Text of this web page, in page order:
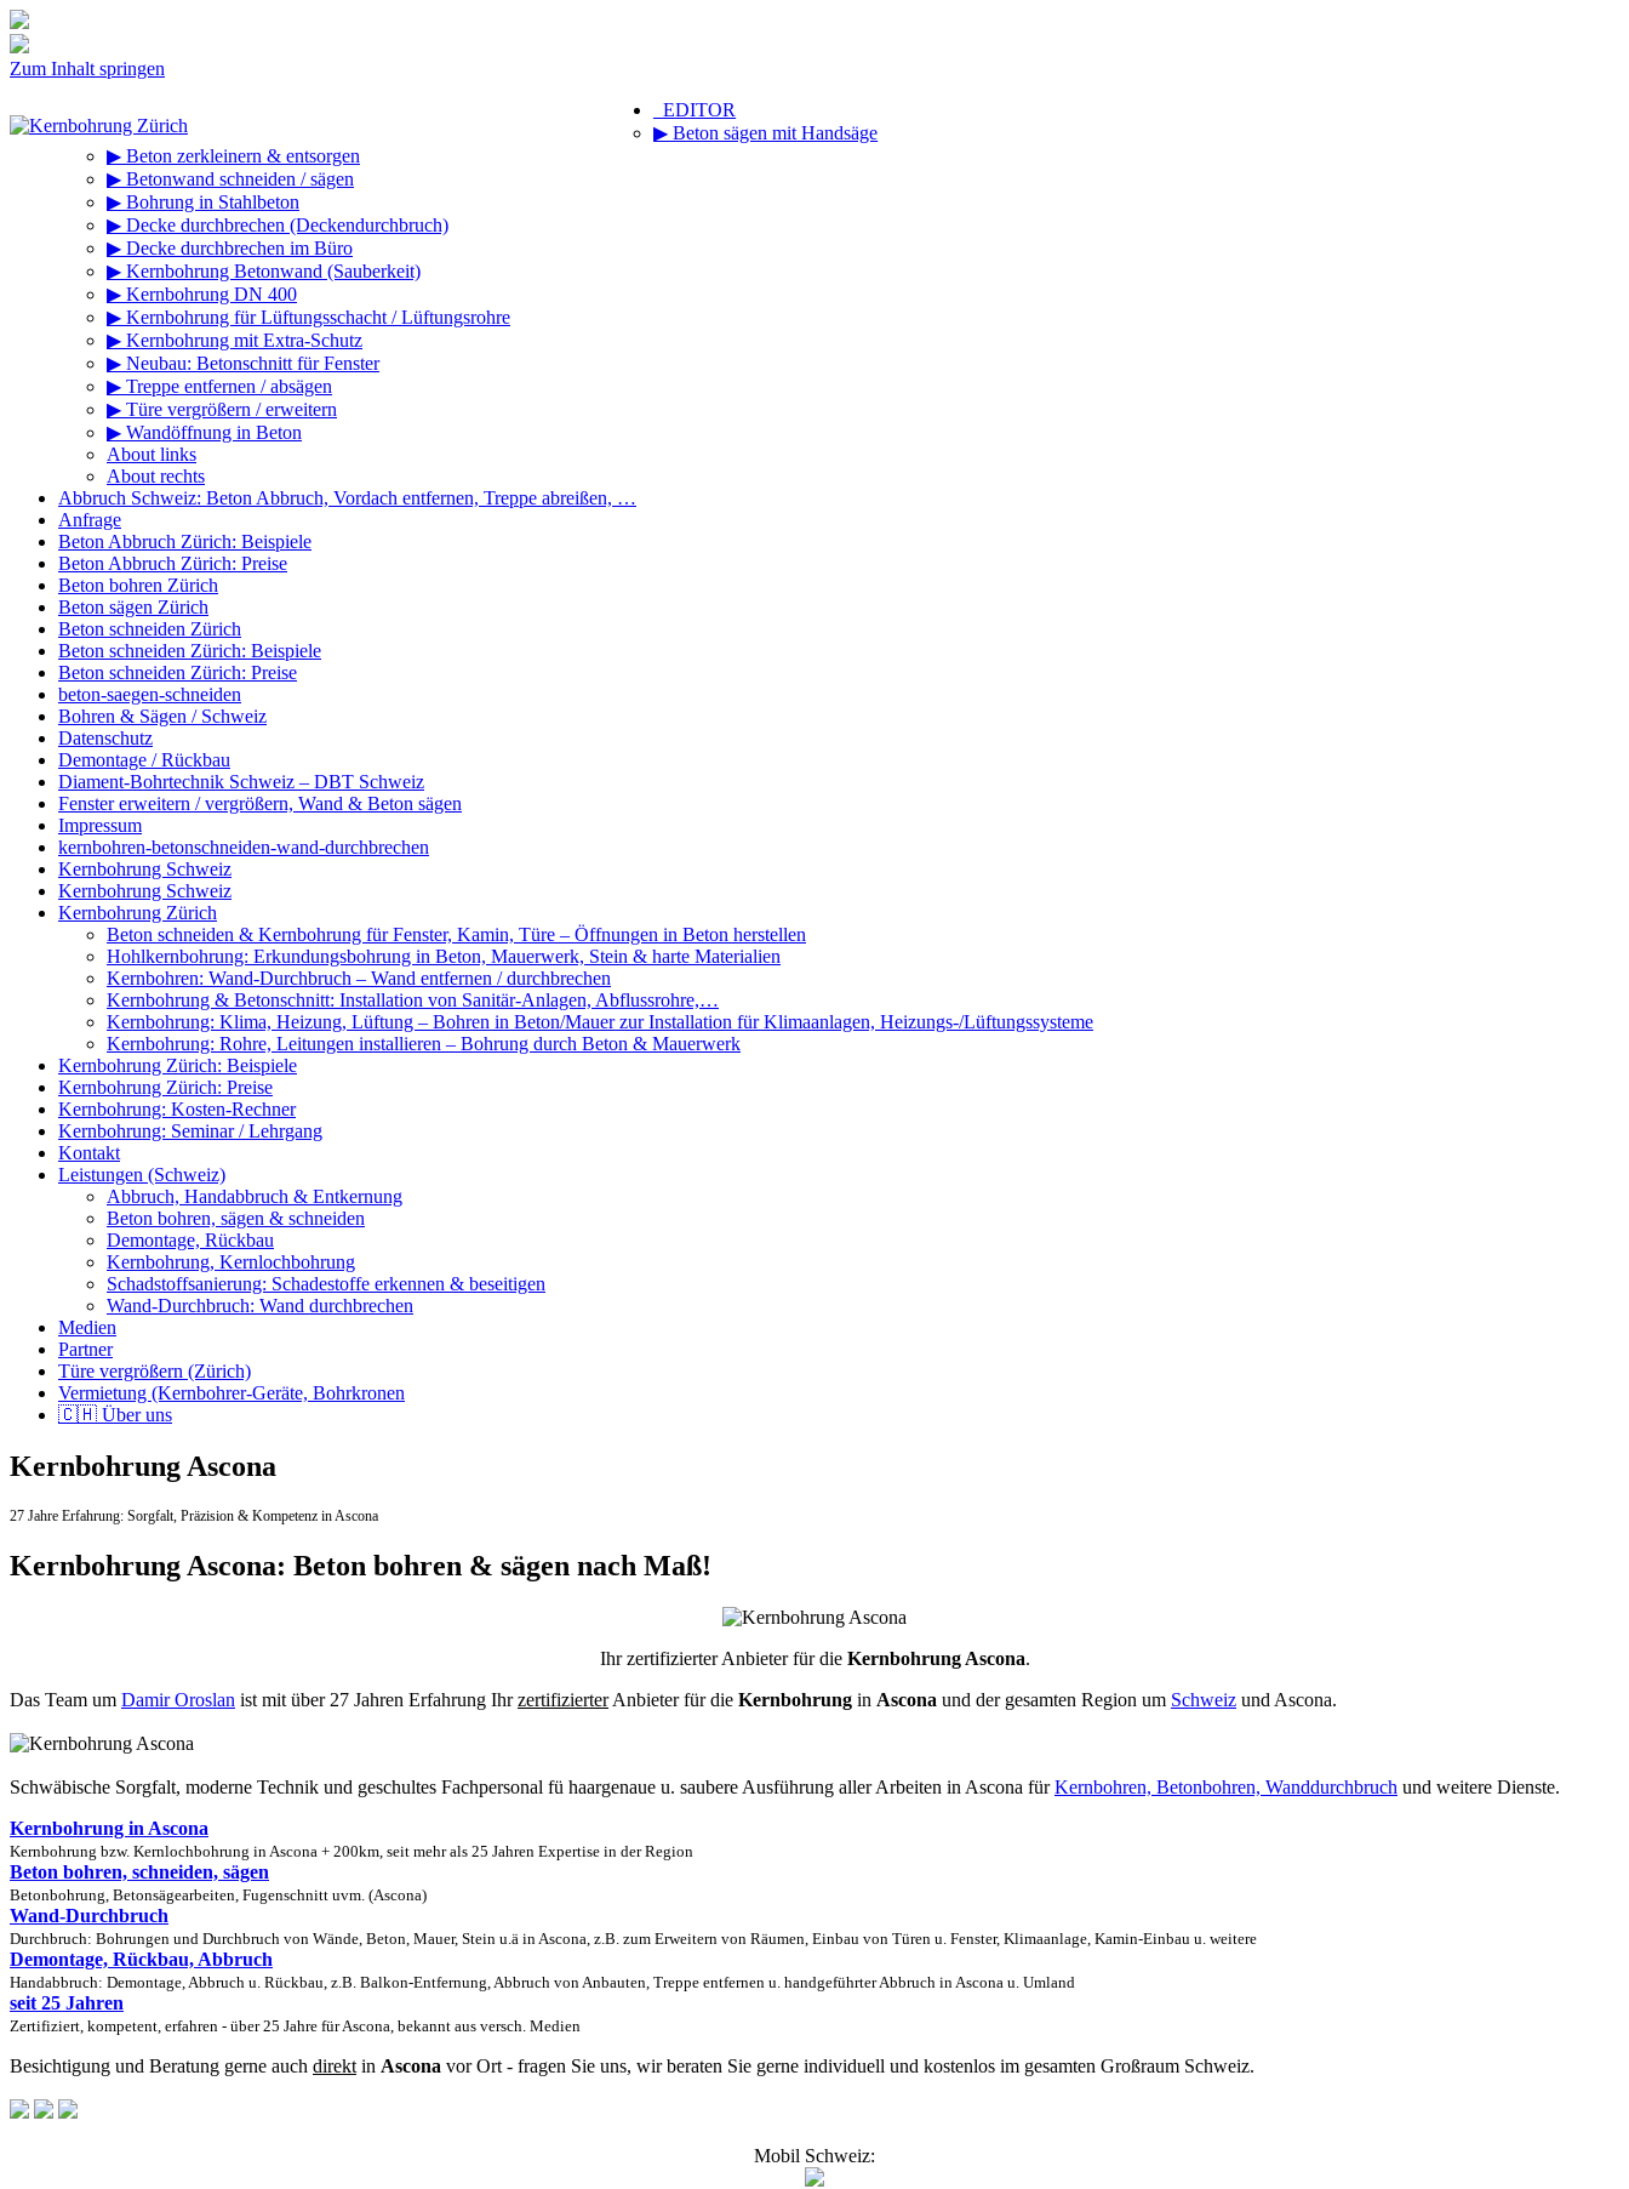
Zum Inhalt springen
_EDITOR
▶ Beton sägen mit Handsäge
▶ Beton zerkleinern & entsorgen
▶ Betonwand schneiden / sägen
▶ Bohrung in Stahlbeton
▶ Decke durchbrechen (Deckendurchbruch)
▶ Decke durchbrechen im Büro
▶ Kernbohrung Betonwand (Sauberkeit)
▶ Kernbohrung DN 400
▶ Kernbohrung für Lüftungsschacht / Lüftungsrohre
▶ Kernbohrung mit Extra-Schutz
▶ Neubau: Betonschnitt für Fenster
▶ Treppe entfernen / absägen
▶ Türe vergrößern / erweitern
▶ Wandöffnung in Beton
About links
About rechts
Abbruch Schweiz: Beton Abbruch, Vordach entfernen, Treppe abreißen, …
Anfrage
Beton Abbruch Zürich: Beispiele
Beton Abbruch Zürich: Preise
Beton bohren Zürich
Beton sägen Zürich
Beton schneiden Zürich
Beton schneiden Zürich: Beispiele
Beton schneiden Zürich: Preise
beton-saegen-schneiden
Bohren & Sägen / Schweiz
Datenschutz
Demontage / Rückbau
Diament-Bohrtechnik Schweiz – DBT Schweiz
Fenster erweitern / vergrößern, Wand & Beton sägen
Impressum
kernbohren-betonschneiden-wand-durchbrechen
Kernbohrung Schweiz
Kernbohrung Schweiz
Kernbohrung Zürich
Beton schneiden & Kernbohrung für Fenster, Kamin, Türe – Öffnungen in Beton herstellen
Hohlkernbohrung: Erkundungsbohrung in Beton, Mauerwerk, Stein & harte Materialien
Kernbohren: Wand-Durchbruch – Wand entfernen / durchbrechen
Kernbohrung & Betonschnitt: Installation von Sanitär-Anlagen, Abflussrohre,…
Kernbohrung: Klima, Heizung, Lüftung – Bohren in Beton/Mauer zur Installation für Klimaanlagen, Heizungs-/Lüftungssysteme
Kernbohrung: Rohre, Leitungen installieren – Bohrung durch Beton & Mauerwerk
Kernbohrung Zürich: Beispiele
Kernbohrung Zürich: Preise
Kernbohrung: Kosten-Rechner
Kernbohrung: Seminar / Lehrgang
Kontakt
Leistungen (Schweiz)
Abbruch, Handabbruch & Entkernung
Beton bohren, sägen & schneiden
Demontage, Rückbau
Kernbohrung, Kernlochbohrung
Schadstoffsanierung: Schadestoffe erkennen & beseitigen
Wand-Durchbruch: Wand durchbrechen
Medien
Partner
Türe vergrößern (Zürich)
Vermietung (Kernbohrer-Geräte, Bohrkronen
🇨🇭 Über uns
Kernbohrung Ascona
27 Jahre Erfahrung: Sorgfalt, Präzision & Kompetenz in Ascona
Kernbohrung Ascona: Beton bohren & sägen nach Maß!
Ihr zertifizierter Anbieter für die Kernbohrung Ascona.
Das Team um Damir Oroslan ist mit über 27 Jahren Erfahrung IhrzertifizierterAnbieter für die Kernbohrung in Ascona und der gesamten Region um Schweiz und Ascona.
Schwäbische Sorgfalt, moderne Technik und geschultes Fachpersonal fü haargenaue u. saubere Ausführung aller Arbeiten in Ascona fürKernbohren, Betonbohren, Wanddurchbruch und weitere Dienste.
Kernbohrung in Ascona
Kernbohrung bzw. Kernlochbohrung in Ascona + 200km, seit mehr als 25 Jahren Expertise in der Region
Beton bohren, schneiden, sägen
Betonbohrung, Betonsägearbeiten, Fugenschnitt uvm. (Ascona)
Wand-Durchbruch
Durchbruch: Bohrungen und Durchbruch von Wände, Beton, Mauer, Stein u.ä in Ascona, z.B. zum Erweitern von Räumen, Einbau von Türen u. Fenster, Klimaanlage, Kamin-Einbau u. weitere
Demontage, Rückbau, Abbruch
Handabbruch: Demontage, Abbruch u. Rückbau, z.B. Balkon-Entfernung, Abbruch von Anbauten, Treppe entfernen u. handgeführter Abbruch in Ascona u. Umland
seit 25 Jahren
Zertifiziert, kompetent, erfahren - über 25 Jahre für Ascona, bekannt aus versch. Medien
Besichtigung und Beratung gerne auch direkt in Ascona vor Ort - fragen Sie uns, wir beraten Sie gerne individuell und kostenlos im gesamten Großraum Schweiz.
Mobil Schweiz: